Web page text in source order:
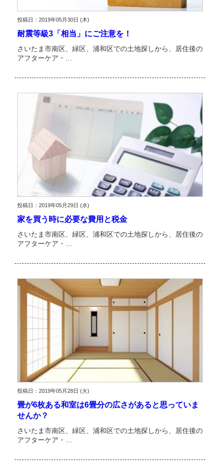
投稿日：2019年05月30日 (木)
耐震等級3「相当」にご注意を！
さいたま市南区、緑区、浦和区での土地探しから、居住後の
アフターケア・…
投稿日：2019年05月29日 (水)
家を買う時に必要な費用と税金
さいたま市南区、緑区、浦和区での土地探しから、居住後の
アフターケア・…
投稿日：2019年05月28日 (火)
畳が6枚ある和室は6畳分の広さがあると思っていま
せんか？
さいたま市南区、緑区、浦和区での土地探しから、居住後の
アフターケア・…